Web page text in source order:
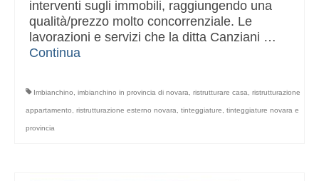
interventi sugli immobili, raggiungendo una
qualità/prezzo molto concorrenziale. Le
lavorazioni e servizi che la ditta Canziani …
Continua
Imbianchino, imbianchino in provincia di novara, ristrutturare casa, ristrutturazione
appartamento, ristrutturazione esterno novara, tinteggiature, tinteggiature novara e
provincia